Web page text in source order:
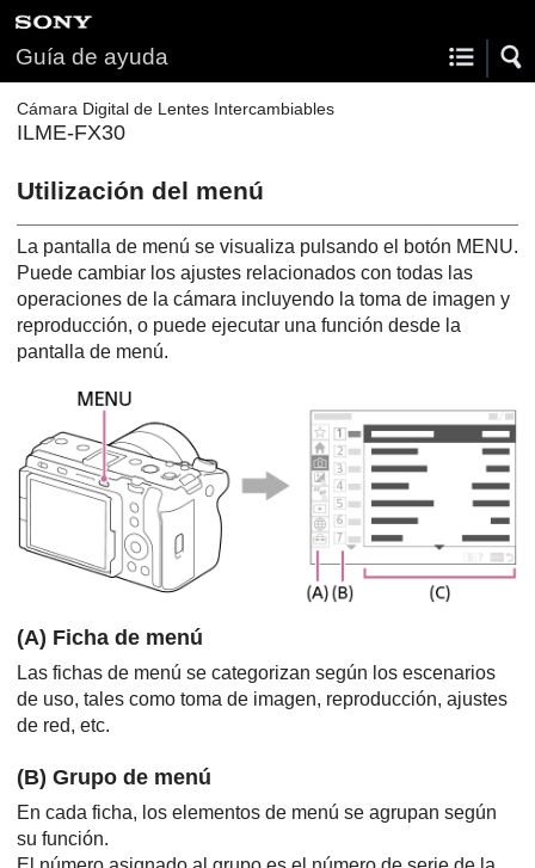
Guía de ayuda
Cámara Digital de Lentes Intercambiables
ILME-FX30
Utilización del menú
La pantalla de menú se visualiza pulsando el botón MENU.
Puede cambiar los ajustes relacionados con todas las
operaciones de la cámara incluyendo la toma de imagen y
reproducción, o puede ejecutar una función desde la
pantalla de menú.
(A) Ficha de menú
Las fichas de menú se categorizan según los escenarios
de uso, tales como toma de imagen, reproducción, ajustes
de red, etc.
(B) Grupo de menú
En cada ficha, los elementos de menú se agrupan según
su función.